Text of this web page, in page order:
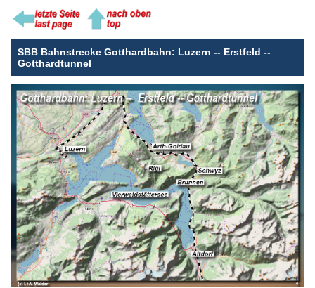
SBB Bahnstrecke Gotthardbahn: Luzern -- Erstfeld --
Gotthardtunnel